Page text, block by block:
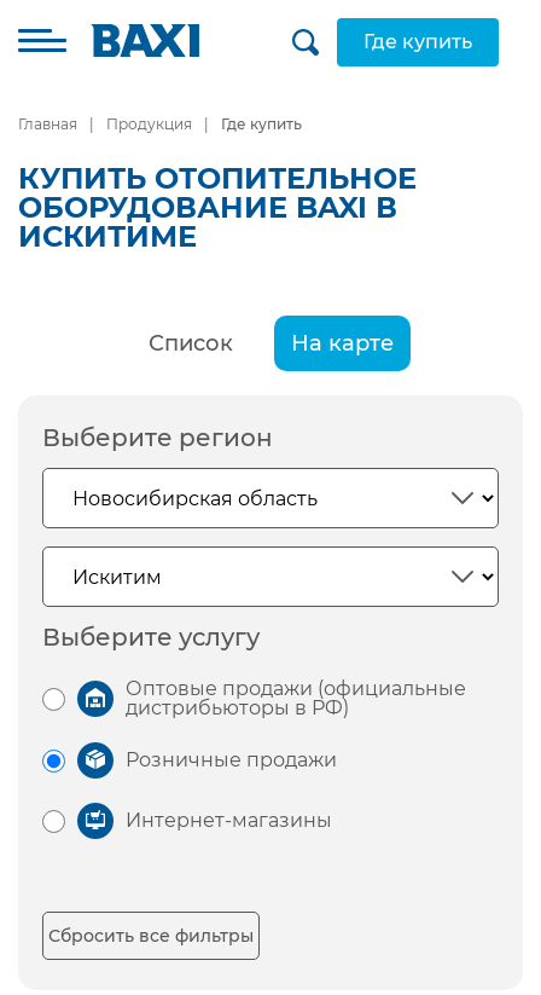
Где купить
Главная Продукция Где купить
КУПИТЬ ОТОПИТЕЛЬНОЕ
ОБОРУДОВАНИЕ BAXI В
ИСКИТИМЕ
Список На карте
Выберите регион
Выберите услугу
Оптовые продажи (официальные
дистрибьюторы в РФ)
Розничные продажи
Интернет-магазины
Сбросить все фильтры